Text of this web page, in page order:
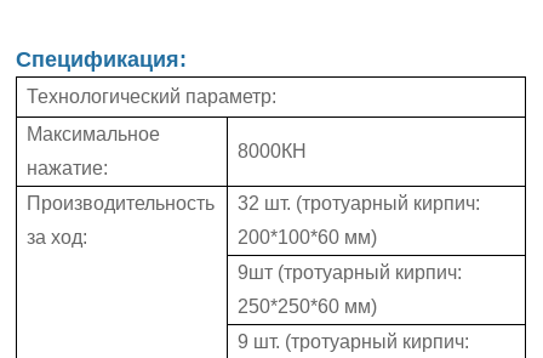
Спецификация:
Технологический параметр:
Максимальное
нажатие:
8000КН
Производительность
за ход:
32 шт. (тротуарный кирпич:
200*100*60 мм)
9шт (тротуарный кирпич:
250*250*60 мм)
9 шт. (тротуарный кирпич: